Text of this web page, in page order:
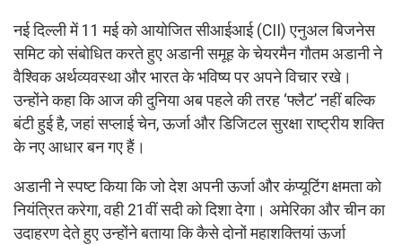
नई दिल्ली में 11 मई को आयोजित सीआईआई (CII) एनुअल बिजनेस
समिट को संबोधित करते हुए अडानी समूह के चेयरमैन गौतम अडानी ने
वैश्विक अर्थव्यवस्था और भारत के भविष्य पर अपने विचार रखे।
उन्होंने कहा कि आज की दुनिया अब पहले की तरह ‘फ्लैट’ नहीं बल्कि
बंटी हुई है, जहां सप्लाई चेन, ऊर्जा और डिजिटल सुरक्षा राष्ट्रीय शक्ति
के नए आधार बन गए हैं।
अडानी ने स्पष्ट किया कि जो देश अपनी ऊर्जा और कंप्यूटिंग क्षमता को
नियंत्रित करेगा, वही 21वीं सदी को दिशा देगा। अमेरिका और चीन का
उदाहरण देते हुए उन्होंने बताया कि कैसे दोनों महाशक्तियां ऊर्जा